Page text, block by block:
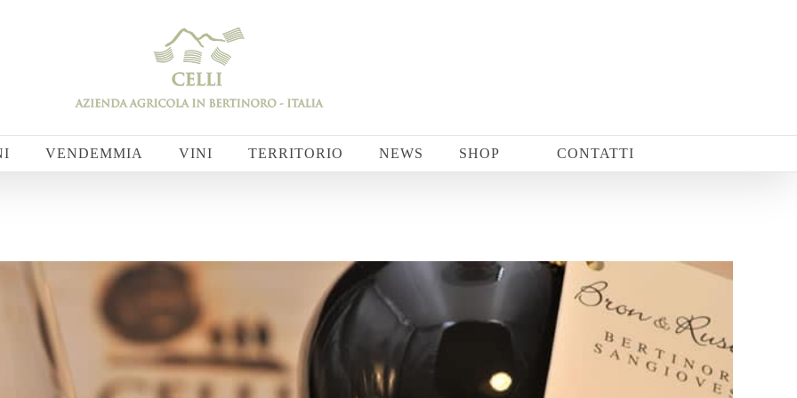
VENDEMMIA VINI TERRITORIO NEWS SHOP CONTATTI